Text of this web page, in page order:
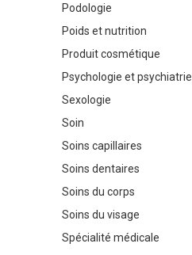
Podologie
Poids et nutrition
Produit cosmétique
Psychologie et psychiatrie
Sexologie
Soin
Soins capillaires
Soins dentaires
Soins du corps
Soins du visage
Spécialité médicale